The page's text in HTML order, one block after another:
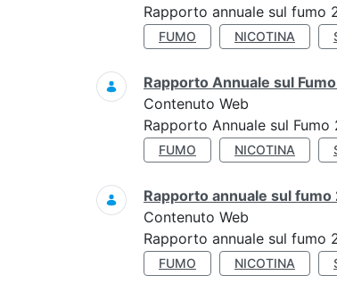
Rapporto annuale sul fumo
FUMO NICOTINA
Rapporto Annuale sul Fumo
Contenuto Web
Rapporto Annuale sul Fumo
FUMO NICOTINA
Rapporto annuale sul fumo
Contenuto Web
Rapporto annuale sul fumo
FUMO NICOTINA